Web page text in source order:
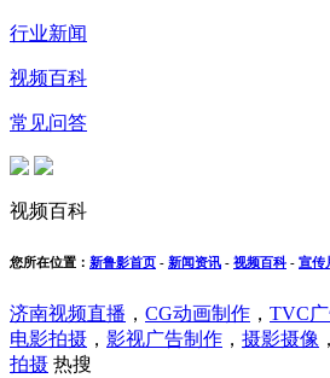
行业新闻
视频百科
常见问答
视频百科
您所在位置： 新鲁影首页 - 新闻资讯 - 视频百科 - 宣传
济南视频直播 ， CG动画制作 ， TVC
电影拍摄 ， 影视广告制作 ， 摄影摄像 ，
拍摄 热搜